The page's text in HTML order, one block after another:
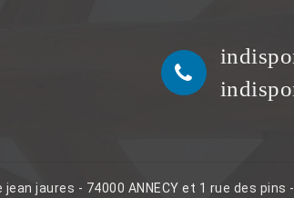
jaures - 74000 ANNECY et 1 rue des pins -